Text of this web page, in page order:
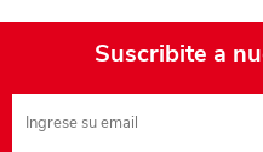
Suscribite a